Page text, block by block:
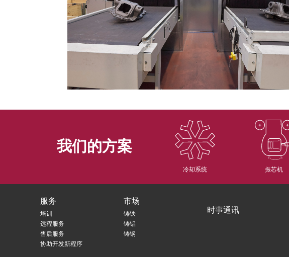
我们的方案
冷却系统 振芯机
服务
培训
远程服务
售后服务
协助开发新程序
市场
铸铁
铸铝
铸钢
时事通讯